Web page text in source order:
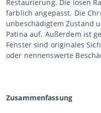
Restaurierung. Die losen
farblich angepasst. Die
unbeschädigtem Zustand
Patina auf. Außerdem ist
Fenster sind originales
oder nennenswerte
Zusammenfassung